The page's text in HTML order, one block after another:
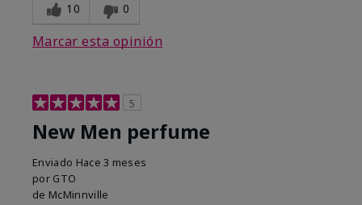
10 0
Marcar esta opinión
5
New Men perfume
Enviado Hace 3 meses
por GTO
de McMinnville